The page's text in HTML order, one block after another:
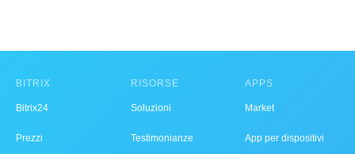
BITRIX
Bitrix24
Prezzi
RISORSE
Soluzioni
Testimonianze
APPS
Market
App per dispositivi